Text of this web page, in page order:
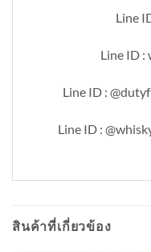
Line
Line ID :
Line ID :
Line ID :
สินค้าที่เกี่ยวข้อง